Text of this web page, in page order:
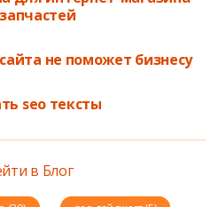
не поможет бизнесу
seo тексты
в Блог